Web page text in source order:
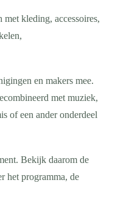
met kleding, accessoires,
en makers mee.
met muziek,
of een ander onderdeel
Bekijk daarom de
het programma, de